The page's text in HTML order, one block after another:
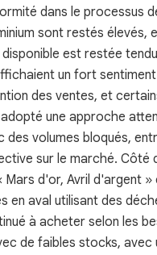
dans le processus
sont restés élevés,
est restée
un fort
des ventes, et
une approche
des volumes bloqués,
sur le marché. Côté
Mars d'or, Avril d'argent
en aval utilisant des
à acheter selon les
de faibles stocks, avec